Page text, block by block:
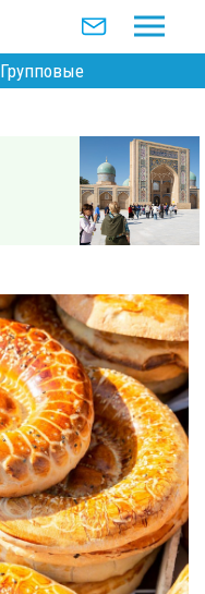
Групповые